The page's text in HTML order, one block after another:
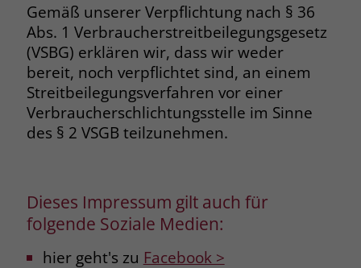
Gemäß unserer Verpflichtung nach § 36
Abs. 1 Verbraucherstreitbeilegungsgesetz
(VSBG) erklären wir, dass wir weder
bereit, noch verpflichtet sind, an einem
Streitbeilegungsverfahren vor einer
Verbraucherschlichtungsstelle im Sinne
des § 2 VSGB teilzunehmen.
Dieses Impressum gilt auch für
folgende Soziale Medien:
hier geht's zu Facebook >